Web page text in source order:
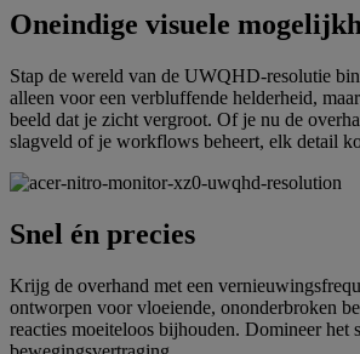
Oneindige visuele
Stap de wereld van de UWQHD-resolutie
alleen voor een verbluffende helderheid,
beeld dat je zicht vergroot. Of je nu de
slagveld of je workflows beheert, elk detail
Snel én precies
Krijg de overhand met een
ontworpen voor vloeiende, ononderbroken
reacties moeiteloos bijhouden. Domineer het